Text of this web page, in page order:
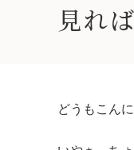
見れ
どうもこん